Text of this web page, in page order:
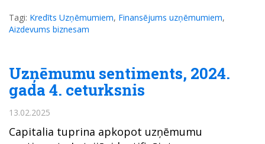
Tagi: Kredīts Uzņēmumiem, Finansējums uzņēmumiem,
Aizdevums biznesam
Uzņēmumu sentiments, 2024.
gada 4. ceturksnis
13.02.2025
Capitalia tuprina apkopot uzņēmumu